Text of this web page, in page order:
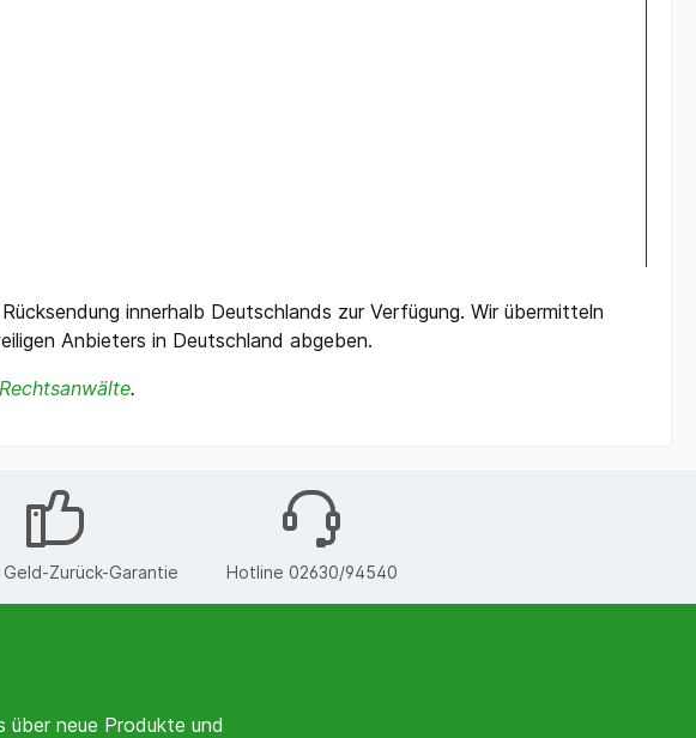
innerhalb Deutschlands zur Verfügung. Wir übermitteln
Anbieters in Deutschland abgeben.
.
Zurück-Garantie Hotline 02630/94540
neue Produkte und